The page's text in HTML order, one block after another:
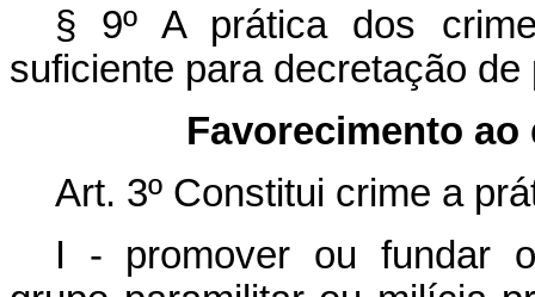
§ 9º A prática dos
suficiente para decretação
Favorecimento
Art. 3º Constitui crime a
I - promover ou fundar